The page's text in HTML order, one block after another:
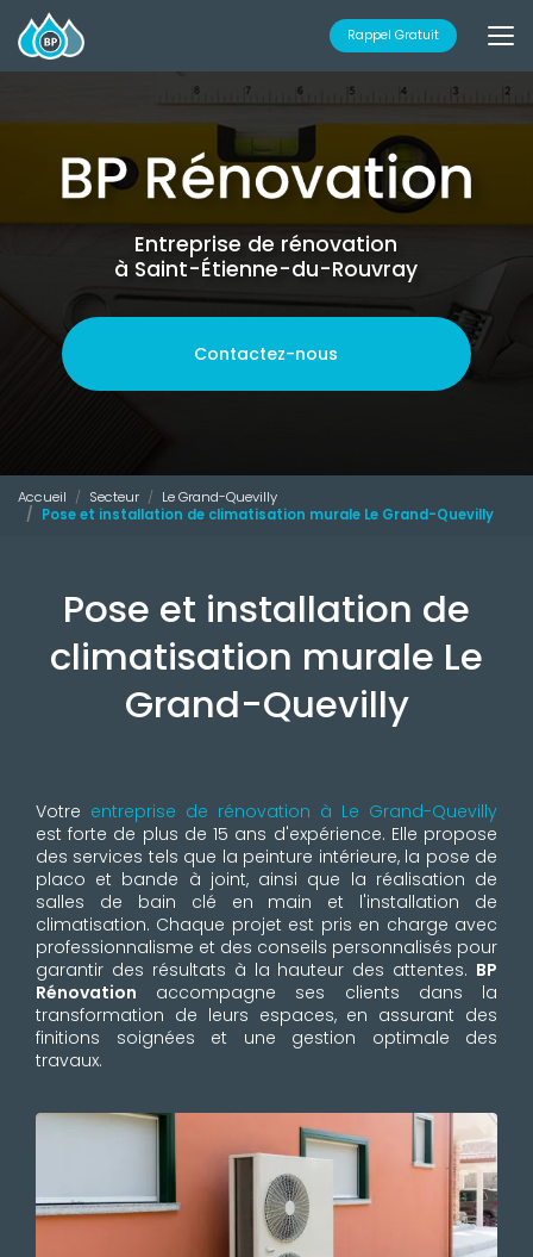
au
contenu
principal
Rappel Gratuit
Entreprise de rénovation
à Saint-Étienne-du-Rouvray
Contactez-nous
Accueil Secteur
Le Grand-Quevilly
Pose et installation de climatisation murale Le Grand-Quevilly
Pose et installation de
climatisation murale Le
Grand-Quevilly
Votre entreprise de rénovation à Le Grand-Quevilly
est forte de plus de 15 ans d'expérience. Elle propose
des services tels que la peinture intérieure, la pose de
placo et bande à joint, ainsi que la réalisation de
salles de bain clé en main et l'installation de
climatisation. Chaque projet est pris en charge avec
professionnalisme et des conseils personnalisés pour
garantir des résultats à la hauteur des attentes. BP
Rénovation accompagne ses clients dans la
transformation de leurs espaces, en assurant des
finitions soignées et une gestion optimale des
travaux.